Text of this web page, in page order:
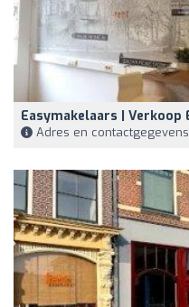
Easymakelaars | Verkoop
Adres en